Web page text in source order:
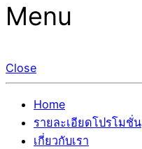
Menu
Close
Home
รายละเอียดโปรโมชั่น
เกี่ยวกับเรา